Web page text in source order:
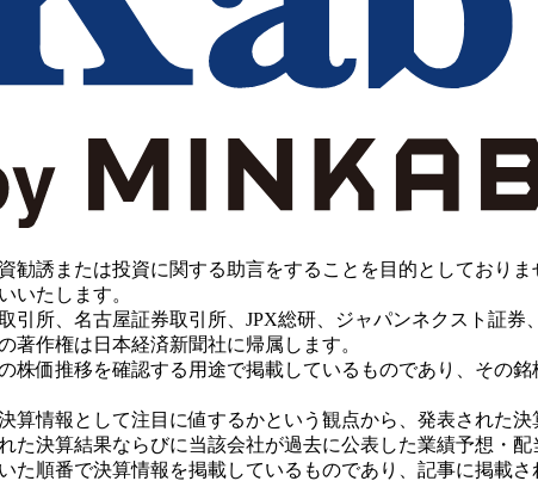
誘または投資に関する助言をすることを目的としておりま
いたします。
所、名古屋証券取引所、JPX総研、ジャパンネクスト証券
作権は日本経済新聞社に帰属します。
株価推移を確認する用途で掲載しているものであり、その
算情報として注目に値するかという観点から、発表された
た決算結果ならびに当該会社が過去に公表した業績予想・
た順番で決算情報を掲載しているものであり、記事に掲載